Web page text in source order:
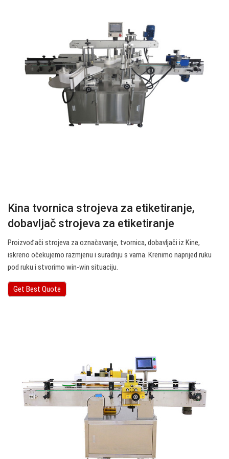
Kina tvornica strojeva za etiketiranje,
dobavljač strojeva za etiketiranje
Proizvođači strojeva za označavanje, tvornica, dobavljači iz Kine,
iskreno očekujemo razmjenu i suradnju s vama. Krenimo naprijed ruku
pod ruku i stvorimo win-win situaciju.
Get Best Quote